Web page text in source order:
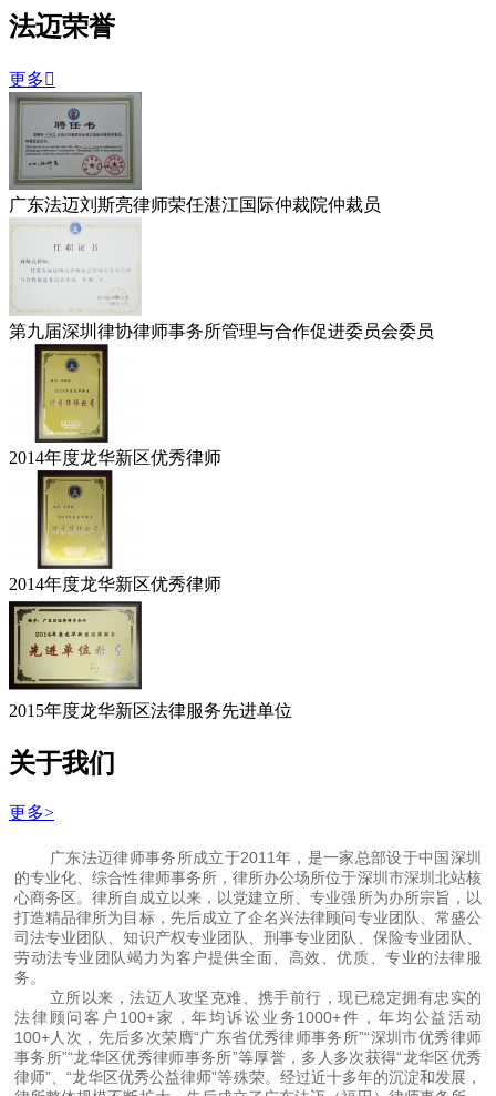
法迈荣誉
更多
广东法迈刘斯亮律师荣任湛江国际仲裁院仲裁员
第九届深圳律协律师事务所管理与合作促进委员会委员
2014年度龙华新区优秀律师
2014年度龙华新区优秀律师
2015年度龙华新区法律服务先进单位
关于我们
更多>
广东法迈律师事务所成立于2011年，是一家总部设于中国深圳
的专业化、综合性律师事务所，律所办公场所位于深圳市深圳北站核
心商务区。律所自成立以来，以党建立所、专业强所为办所宗旨，以
打造精品律所为目标，先后成立了企名兴法律顾问专业团队、常盛公
司法专业团队、知识产权专业团队、刑事专业团队、保险专业团队、
劳动法专业团队竭力为客户提供全面、高效、优质、专业的法律服
务。
立所以来，法迈人攻坚克难、携手前行，现已稳定拥有忠实的
法律顾问客户100+家，年均诉讼业务1000+件，年均公益活动
100+人次，先后多次荣膺“广东省优秀律师事务所”“深圳市优秀律师
事务所”“龙华区优秀律师事务所”等厚誉，多人多次获得“龙华区优秀
律师”、“龙华区优秀公益律师”等殊荣。经过近十多年的沉淀和发展，